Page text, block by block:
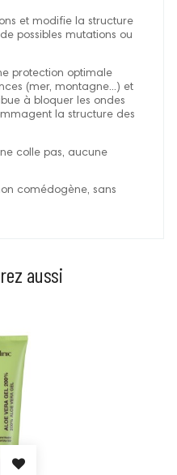
et modifie la structure
possibles mutations ou
protection optimale
(mer, montagne...) et
à bloquer les ondes
la structure des
colle pas, aucune
comédogène, sans
aussi